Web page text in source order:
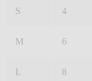
S 4
M 6
L 8